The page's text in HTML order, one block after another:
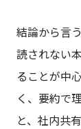
結論から言
読されない
ることが中
く、要約で
と、社内共